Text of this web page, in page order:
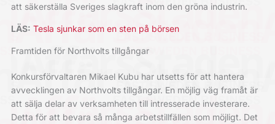
att säkerställa Sveriges slagkraft inom den gröna industrin.
LÄS: Tesla sjunkar som en sten på börsen
Framtiden för Northvolts tillgångar
Konkursförvaltaren Mikael Kubu har utsetts för att hantera
avvecklingen av Northvolts tillgångar. En möjlig väg framåt är
att sälja delar av verksamheten till intresserade investerare.
Detta för att bevara så många arbetstillfällen som möjligt. Det